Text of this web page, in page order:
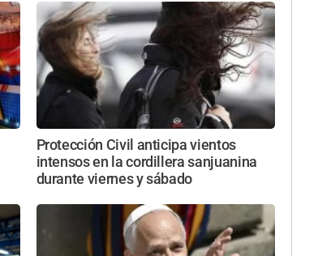
Protección Civil anticipa vientos
intensos en la cordillera sanjuanina
durante viernes y sábado